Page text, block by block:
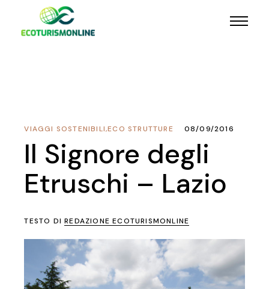
ECO STRUTTURE
,
VIAGGI SOSTENIBILI 08/09/2016
Il Signore degli
Etruschi – Lazio
TESTO DIREDAZIONE ECOTURISMONLINE